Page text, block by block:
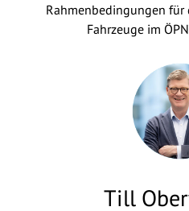
Rahmenbedingungen
Fahrzeuge im
Till